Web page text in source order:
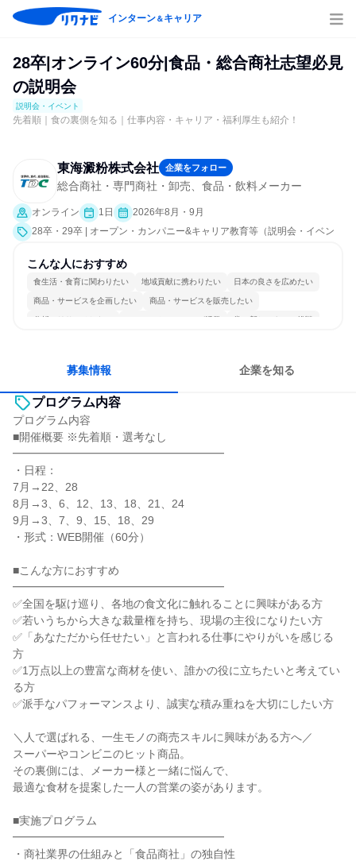
インターン＆キャリア
28卒|オンライン60分|食品・総合商社志望必見
の説明会
説明会・イベント
先着順｜食の裏側を知る｜仕事内容・キャリア・福利厚生も紹介！
東海澱粉株式会社 企業をフォロー
総合商社・専門商社・卸売、食品・飲料メーカー
オンライン 1日
2026年8月・9月
28卒・29卒 | オープン・カンパニー&キャリア教育等（説明会・イベン
こんな人におすすめ
食生活・食育に関わりたい 地域貢献に携わりたい 日本の良さを広めたい
商品・サービスを企画したい 商品・サービスを販売したい
分析・リサーチしたい コミュニケーションが活発 常に新しいものに挑戦
募集情報 企業を知る
プログラム内容
プログラム内容
■開催概要 ※先着順・選考なし
━━━━━━━━━━━━━━━━━━━
・日程：
7月→22、28
8月→3、6、12、13、18、21、24
9月→3、7、9、15、18、29
・形式：WEB開催（60分）
■こんな方におすすめ
━━━━━━━━━━━━━━━━━━━
✅全国を駆け巡り、各地の食文化に触れることに興味がある方
✅若いうちから大きな裁量権を持ち、現場の主役になりたい方
✅「あなただから任せたい」と言われる仕事にやりがいを感じる
方
✅1万点以上の豊富な商材を使い、誰かの役に立ちたいと考えてい
る方
✅派手なパフォーマンスより、誠実な積み重ねを大切にしたい方
＼人で選ばれる、一生モノの商売スキルに興味がある方へ／
スーパーやコンビニのヒット商品。
その裏側には、メーカー様と一緒に悩んで、
最適な食材を提案した一人の営業の姿があります。
■実施プログラム
━━━━━━━━━━━━━━━━━━━
・商社業界の仕組みと「食品商社」の独自性